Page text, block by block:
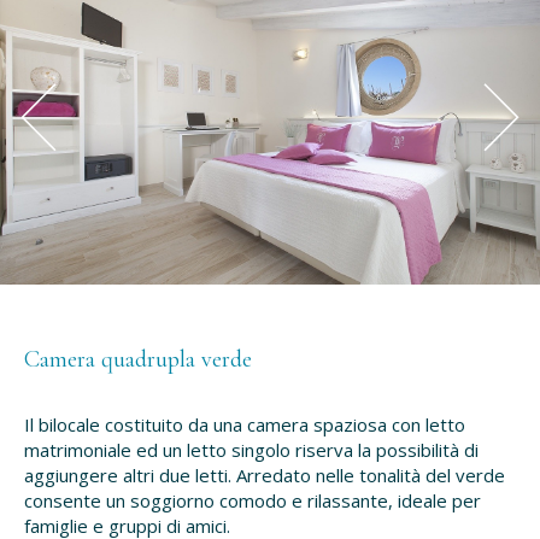
Camera quadrupla verde
Il bilocale costituito da una camera spaziosa con letto
matrimoniale ed un letto singolo riserva la possibilità di
aggiungere altri due letti. Arredato nelle tonalità del verde
consente un soggiorno comodo e rilassante, ideale per
famiglie e gruppi di amici.